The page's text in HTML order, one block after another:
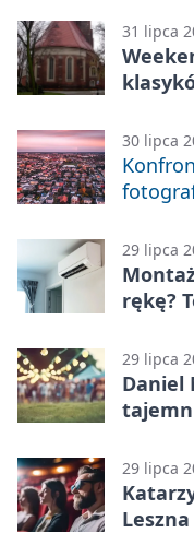
31 lipca
30 lipca
29 lipca
rękę?
29 lipca
Daniel
29 lipca